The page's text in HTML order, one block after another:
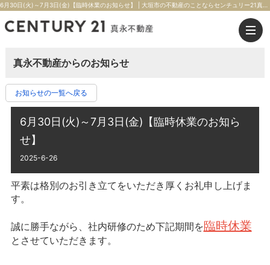
真永不動産からのお知らせ
お知らせの一覧へ戻る
6月30日(火)～7月3日(金)【臨時休業のお知ら
せ】
2025-6-26
平素は格別のお引き立てをいただき厚くお礼申し上げま
す。
誠に勝手ながら、社内研修のため下記期間を臨時休業
とさせていただきます。